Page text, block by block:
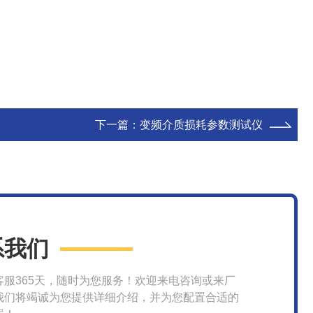
下一篇： 变频介质损耗参数测试仪
们
服365天，随时为您服务！欢迎来电咨询或来厂
们将竭诚为您提供详细介绍，并为您配置合适的